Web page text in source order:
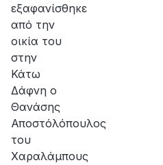
εξαφανίσθηκε
από την
οικία του
στην
Κάτω
Δάφνη ο
Θανάσης
Αποστόλόπουλος
του
Χαραλάμπους